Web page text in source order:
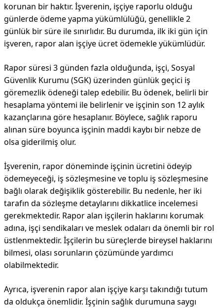
korunan bir haktır. İşverenin, işçiye raporlu olduğu
günlerde ödeme yapma yükümlülüğü, genellikle 2
günlük bir süre ile sınırlıdır. Bu durumda, ilk iki gün için
işveren, rapor alan işçiye ücret ödemekle yükümlüdür.
Rapor süresi 3 günden fazla olduğunda, işçi, Sosyal
Güvenlik Kurumu (SGK) üzerinden günlük geçici iş
göremezlik ödeneği talep edebilir. Bu ödenek, belirli bir
hesaplama yöntemi ile belirlenir ve işçinin son 12 aylık
kazançlarına göre hesaplanır. Böylece, sağlık raporu
alınan süre boyunca işçinin maddi kaybı bir nebze de
olsa giderilmiş olur.
İşverenin, rapor döneminde işçinin ücretini ödeyip
ödemeyeceği, iş sözleşmesine ve toplu iş sözleşmesine
bağlı olarak değişiklik gösterebilir. Bu nedenle, her iki
tarafın da sözleşme detaylarını dikkatlice incelemesi
gerekmektedir. Rapor alan işçilerin haklarını korumak
adına, işçi sendikaları ve meslek odaları da önemli bir rol
üstlenmektedir. İşçilerin bu süreçlerde bireysel haklarını
bilmesi, olası sorunların çözümünde yardımcı
olabilmektedir.
Ayrıca, işverenin rapor alan işçiye karşı takındığı tutum
da oldukça önemlidir. İşçinin sağlık durumuna saygı